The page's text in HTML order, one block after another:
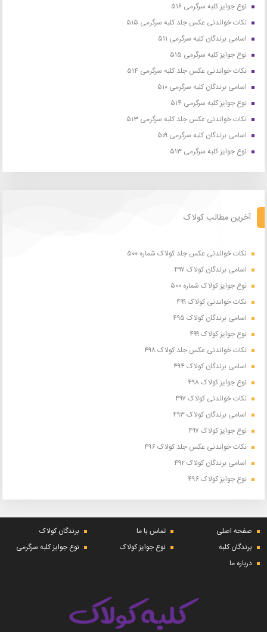
نوع جوایز کلبه سرگرمی ۵۱۶
نکات خواندنی عکس جلد کلبه سرگرمی ۵۱۵
اسامی برندگان کلبه سرگرمی ۵۱۱
نوع جوایز کلبه سرگرمی ۵۱۵
نکات خواندنی عکس جلد کلبه سرگرمی ۵۱۴
اسامی برندگان کلبه سرگرمی ۵۱۰
نوع جوایز کلبه سرگرمی ۵۱۴
نکات خواندنی عکس جلد کلبه سرگرمی ۵۱۳
اسامی برندگان کلبه سرگرمی ۵۰۹
نوع جوایز کلبه سرگرمی ۵۱۳
آخرین مطالب کولاک
نکات خواندنی عکس جلد کولاک شماره ۵۰۰
اسامی برندگان کولاک ۴۹۷
نوع جوایز کولاک شماره ۵۰۰
نکات خواندنی کولاک ۴۹۹
اسامی برندگان کولاک ۴۹۵
نوع جوایز کولاک ۴۹۹
نکات خواندنی عکس جلد کولاک ۴۹۸
اسامی برندگان کولاک ۴۹۴
نوع جوایز کولاک ۴۹۸
نکات خواندنی کولاک ۴۹۷
اسامی برندگان کولاک ۴۹۳
نوع جوایز کولاک ۴۹۷
نکات خواندنی عکس جلد کولاک ۴۹۶
اسامی برندگان کولاک ۴۹۲
نوع جوایز کولاک ۴۹۶
صفحه اصلی تماس با ما
برندگان کولاک
برندگان کلبه
نوع جوایز کولاک
نوع جوایز کلبه سرگرمی
درباره ما